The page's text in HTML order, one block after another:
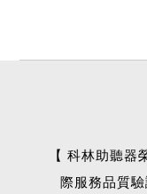
【 科林助聽器
際服務品質